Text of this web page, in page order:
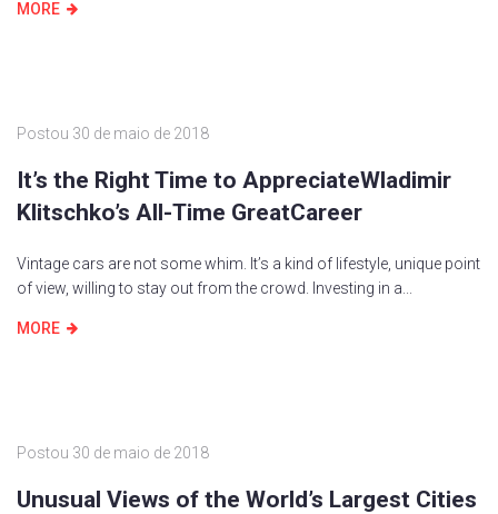
MORE
Postou 30 de maio de 2018
It’s the Right Time to AppreciateWladimir
Klitschko’s All-Time GreatCareer
Vintage cars are not some whim. It’s a kind of lifestyle, unique point
of view, willing to stay out from the crowd. Investing in a...
MORE
Postou 30 de maio de 2018
Unusual Views of the World’s Largest Cities